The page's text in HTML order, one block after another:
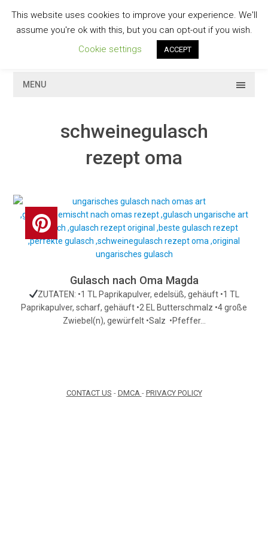
contentGESCHMACKVOLL
MENU
schweinegulasch
rezept oma
Gulasch nach Oma Magda
ZUTATEN: •1 TL Paprikapulver, edelsüß, gehäuft •1 TL
Paprikapulver, scharf, gehäuft •2 EL Butterschmalz •4 große
Zwiebel(n), gewürfelt •Salz •Pfeffer…
CONTACT US - DMCA - PRIVACY POLICY
This website uses cookies to improve your experience. We'll
assume you're ok with this, but you can opt-out if you wish.
Cookie settings
ACCEPT